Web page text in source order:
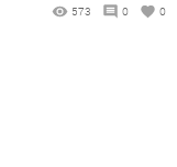
573 0 0